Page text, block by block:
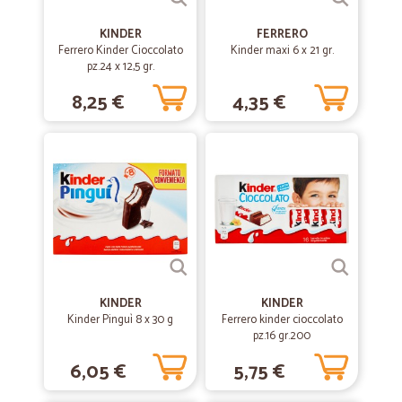
Ottimo acquisto!
Acquisto semplice, pagamento comodo, prodotto perfetto, confezione
impeccabile, tempo di consegna eccellente! Grazie!
Sono cliente da tanti anni e mi trovo molto bene nonostante la mia
zona sia un po’ fuori mano da raggiungere.. avere la spesa in 24 h
risulta difficile al momento. Sarebbe bello ricevere una proposta
alternativa quando non è possibile avere il prodotto richiesto così da
non rimanerne senza. Crediti su ordini futuri comunque sempre
corretti. Nel complesso servizio ottimo!
12/06/2020
— Maria teresa T.
Con cicalia tutto bene consegne regolari e imballo perfetto
KINDER
Ferrero Kinder Cioccolato
pz.24 x 12,5 gr.
8,25 €
FERRERO
Kinder maxi 6 x 21 gr.
4,35 €
KINDER
Kinder Pinguì 8 x 30 g
6,05 €
KINDER
Ferrero kinder cioccolato
pz.16 gr.200
5,75 €